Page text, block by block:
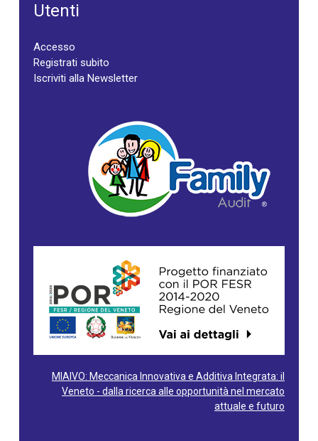
Utenti
Accesso
Registrati subito
Iscriviti alla Newsletter
MIAIVO: Meccanica Innovativa e Additiva Integrata: il
Veneto - dalla ricerca alle opportunità nel mercato
attuale e futuro